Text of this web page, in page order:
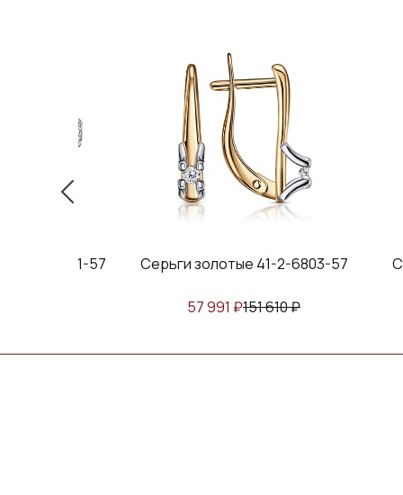
41-2-3941-57 Серьги золотые 41-2-6803-57
57 991 ₽151 610₽